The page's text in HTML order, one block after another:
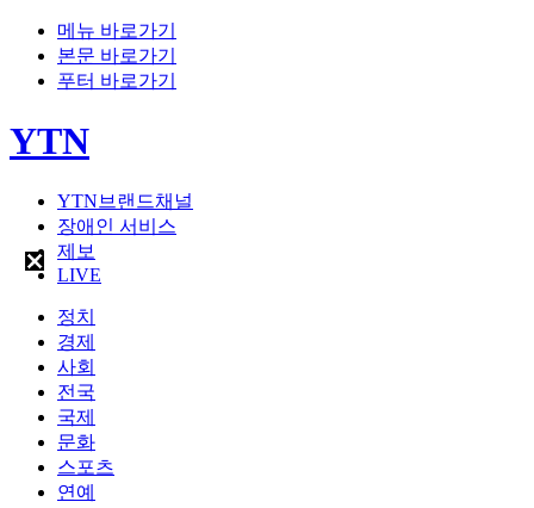
메뉴 바로가기
본문 바로가기
푸터 바로가기
YTN
YTN브랜드채널
장애인 서비스
제보
LIVE
정치
경제
사회
전국
국제
문화
스포츠
연예